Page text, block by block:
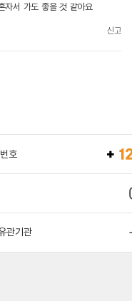
자서 가도 좋을 것 같아요
신고
호
관기관